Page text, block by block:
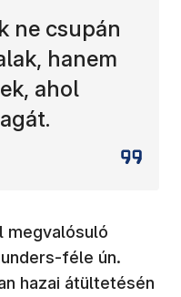
ne csupán
hanem
ahol
megvalósuló
féle ún.
hazai átültetésén